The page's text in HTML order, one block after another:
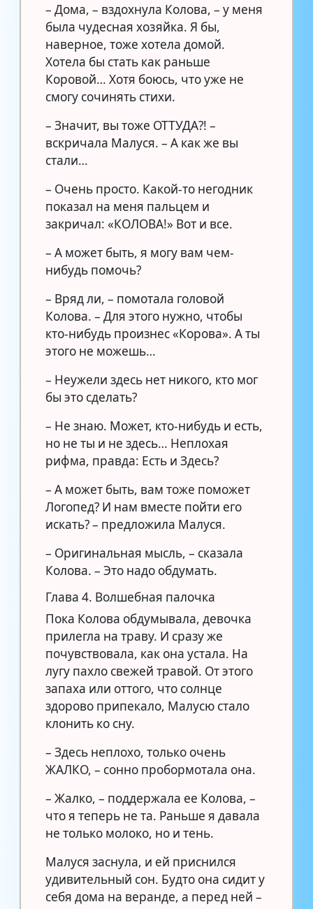
– Дома, – вздохнула Колова, – у меня
была чудесная хозяйка. Я бы,
наверное, тоже хотела домой.
Хотела бы стать как раньше
Коровой… Хотя боюсь, что уже не
смогу сочинять стихи.
– Значит, вы тоже ОТТУДА?! –
вскричала Малуся. – А как же вы
стали…
– Очень просто. Какой-то негодник
показал на меня пальцем и
закричал: «КОЛОВА!» Вот и все.
– А может быть, я могу вам чем-
нибудь помочь?
– Вряд ли, – помотала головой
Колова. – Для этого нужно, чтобы
кто-нибудь произнес «Корова». А ты
этого не можешь…
– Неужели здесь нет никого, кто мог
бы это сделать?
– Не знаю. Может, кто-нибудь и есть,
но не ты и не здесь… Неплохая
рифма, правда: Есть и Здесь?
– А может быть, вам тоже поможет
Логопед? И нам вместе пойти его
искать? – предложила Малуся.
– Оригинальная мысль, – сказала
Колова. – Это надо обдумать.
Глава 4. Волшебная палочка
Пока Колова обдумывала, девочка
прилегла на траву. И сразу же
почувствовала, как она устала. На
лугу пахло свежей травой. От этого
запаха или оттого, что солнце
здорово припекало, Малусю стало
клонить ко сну.
– Здесь неплохо, только очень
ЖАЛКО, – сонно пробормотала она.
– Жалко, – поддержала ее Колова, –
что я теперь не та. Раньше я давала
не только молоко, но и тень.
Малуся заснула, и ей приснился
удивительный сон. Будто она сидит у
себя дома на веранде, а перед ней –